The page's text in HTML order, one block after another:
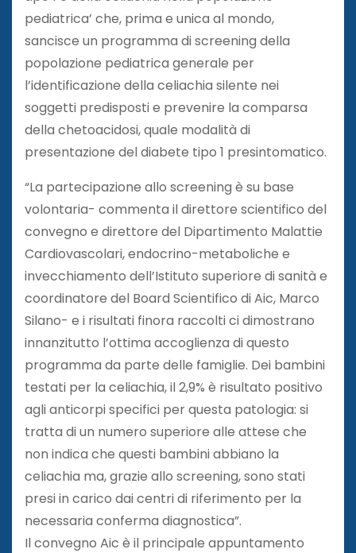
pediatrica’ che, prima e unica al mondo,
sancisce un programma di screening della
popolazione pediatrica generale per
l’identificazione della celiachia silente nei
soggetti predisposti e prevenire la comparsa
della chetoacidosi, quale modalità di
presentazione del diabete tipo 1 presintomatico.
“La partecipazione allo screening è su base
volontaria- commenta il direttore scientifico del
convegno e direttore del Dipartimento Malattie
Cardiovascolari, endocrino-metaboliche e
invecchiamento dell’Istituto superiore di sanità e
coordinatore del Board Scientifico di Aic, Marco
Silano- e i risultati finora raccolti ci dimostrano
innanzitutto l’ottima accoglienza di questo
programma da parte delle famiglie. Dei bambini
testati per la celiachia, il 2,9% è risultato positivo
agli anticorpi specifici per questa patologia: si
tratta di un numero superiore alle attese che
non indica che questi bambini abbiano la
celiachia ma, grazie allo screening, sono stati
presi in carico dai centri di riferimento per la
necessaria conferma diagnostica”.
Il convegno Aic è il principale appuntamento